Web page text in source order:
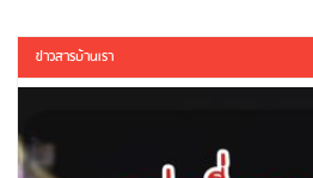
ข่าวสารบ้านเรา